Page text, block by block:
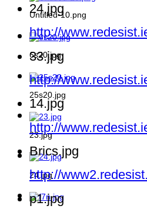
Untitled-10.png
6s20.jpg
25s20.jpg
23.jpg
24.jpg
24.jpg
http://
33.jpg
http://
14.jpg
http://
Brics.jpg
http://
p1.jpg